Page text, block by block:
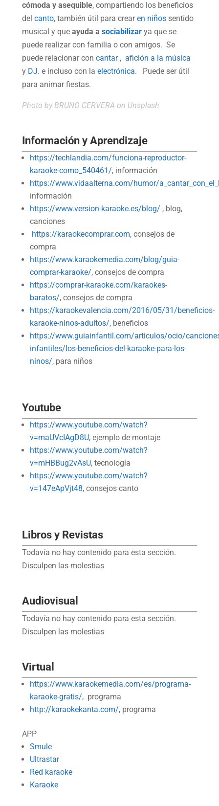
cómoda y asequible, compartiendo los beneficios
del canto, también útil para crearen niñossentido
musical y que ayuda a sociabilizarya que se
puede realizar con familia o con amigos. Se
puede relacionar con cantar, afición a la música
yDJ. e incluso con la electrónica. Puede ser útil
para animar fiestas.
Photo byBRUNO CERVERA on Unsplash
Información y Aprendizaje
https://techlandia.com/funciona-reproductor-
karaoke-como_540461/, información
https://www.vidaalterna.com/humor/
información
https://www.version-karaoke.es/blog/ , blog,
canciones
https://karaokecomprar.com, consejos de
compra
https://www.karaokemedia.com/blog/guia-
comprar-karaoke/, consejos de compra
https://comprar-karaoke.com/karaokes-
baratos/, consejos de compra
https://karaokevalencia.com/2016/05/31/beneficios-
karaoke-ninos-adultos/,beneficios
https://www.guiainfantil.com/articulos/ocio/
infantiles/los-beneficios-del-karaoke-para-los-
ninos/, para niños
Youtube
https://www.youtube.com/watch?
v=maUVcIAgD8U, ejemplo de montaje
https://www.youtube.com/watch?
v=mHBBug2vAsU, tecnología
https://www.youtube.com/watch?
v=147eApVjt48, consejos canto
Libros y Revistas
Todavía no hay contenido para esta sección.
Disculpen las molestias
Audiovisual
Todavía no hay contenido para esta sección.
Disculpen las molestias
Virtual
https://www.karaokemedia.com/es/programa-
karaoke-gratis/, programa
http://karaokekanta.com/, programa
APP
Smule
Ultrastar
Red karaoke
Karaoke